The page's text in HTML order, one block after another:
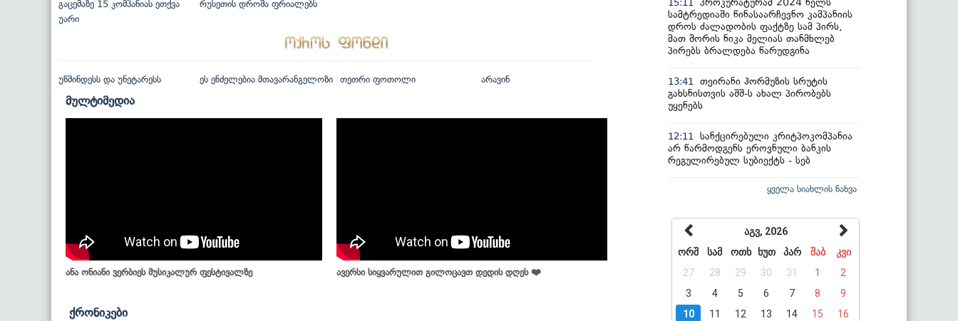
გაცემაზე 15 კომპანიას ეთქვა
უარი
რუსეთის დროშა ფრიალებს
უწმინდესს და უნეტარესს ეს ენძელებია მთავარანგელოზი თეთრი ფოთოლი არავინ
მულტიმედია
ანა ონიანი ვერბიეს მუსიკალურ ფესტივალზე ავერსი სიყვარულით გილოცავთ დედის დღეს ❤️
ქრონიკები
15:11
სამტრედიაში წინასაარჩევნო კამპანიის
დროს ძალადობის ფაქტზე სამ პირს,
მათ შორის ნიკა მელიას თანმხლებ
პირებს ბრალდება წარუდგინა
13:41
თეირანი ჰორმუზის სრუტის
გახსნისთვის აშშ-ს ახალ პირობებს
უყენებს
12:11
სანქცირებული კრიტპოკომპანია
არ წარმოდგენს ეროვნული ბანკის
რეგულირებულ სუბიექტს - სებ
ყველა სიახლის ნახვა
აგვ, 2026
ორშ
სამ ოთხ ხუთ პარ შაბ
კვი
27
28 29 30 31 1
2
3
4 5 6 7 8
9
10
11 12 13 14 15
16